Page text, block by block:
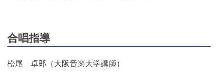
合唱指導
松尾 卓郎（大阪音楽大学講師）